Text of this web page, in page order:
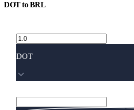
DOTtoBRL
DOT